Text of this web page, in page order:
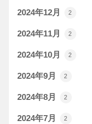
2024年12月 2
2024年11月 2
2024年10月 2
2024年9月 2
2024年8月 2
2024年7月 2